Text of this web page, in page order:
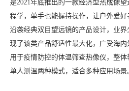
是2021年底推出的一款经济型热成像
程学，单手也能握持操作，让户外爱好
沿袭经典双目望远镜的产品设计，业
现了该类产品舒适性最大化，广受海
用于疫情防控的体温筛查热像仪，整
单人测温两种模式，适合多种应用场景